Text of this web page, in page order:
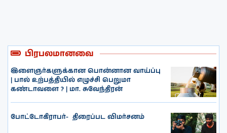
பிரபலமானவை
இளைஞர்களுக்கான பொன்னான வாய்ப்பு
| பால் உற்பத்தியில் எழுச்சி பெறுமா
கண்டாவளை ? | மா. சுவேந்திரன்
போட்டோகிராபர்- ‌ திரைப்பட விமர்சனம்